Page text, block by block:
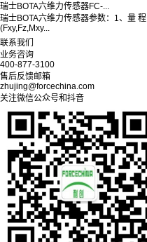
瑞士BOTA六维力传感器FC-...
瑞士BOTA六维力传感器参数：1、量 程
(Fxy,Fz,Mxy...
联系我们
业务咨询
400-877-3100
售后反馈邮箱
zhujing@forcechina.com
关注微信公众号和抖音